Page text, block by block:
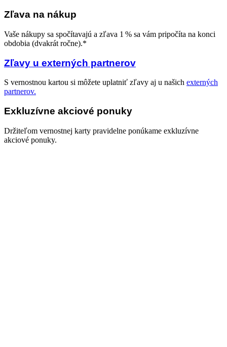
Zľava na nákup
Vaše nákupy sa spočítavajú a zľava 1 % sa vám pripočíta na konci
obdobia (dvakrát ročne).*
Zľavy u externých partnerov
S vernostnou kartou si môžete uplatniť zľavy aj u našich externých
partnerov.
Exkluzívne akciové ponuky
Držiteľom vernostnej karty pravidelne ponúkame exkluzívne
akciové ponuky.